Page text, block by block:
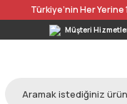
Türkiye’nin Her Yerine
Müşteri